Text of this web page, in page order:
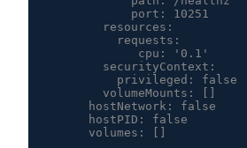
      volumes: []